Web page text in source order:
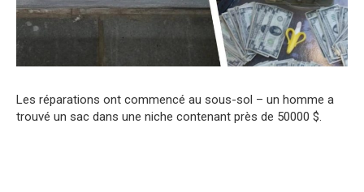
Les réparations ont commencé au sous-sol – un homme a
trouvé un sac dans une niche contenant près de 50000 $.